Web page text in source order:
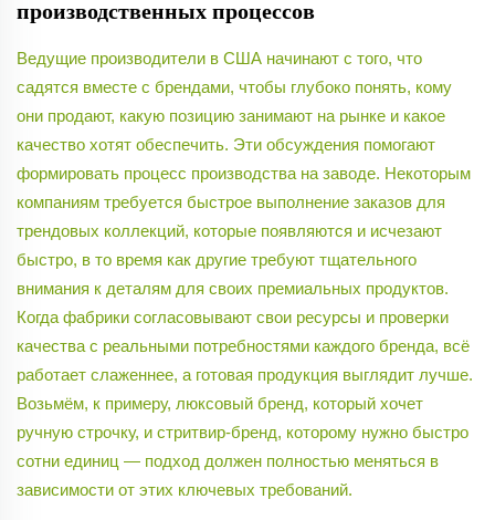
производственных процессов
Ведущие производители в США начинают с того, что
садятся вместе с брендами, чтобы глубоко понять, кому
они продают, какую позицию занимают на рынке и какое
качество хотят обеспечить. Эти обсуждения помогают
формировать процесс производства на заводе. Некоторым
компаниям требуется быстрое выполнение заказов для
трендовых коллекций, которые появляются и исчезают
быстро, в то время как другие требуют тщательного
внимания к деталям для своих премиальных продуктов.
Когда фабрики согласовывают свои ресурсы и проверки
качества с реальными потребностями каждого бренда, всё
работает слаженнее, а готовая продукция выглядит лучше.
Возьмём, к примеру, люксовый бренд, который хочет
ручную строчку, и стритвир-бренд, которому нужно быстро
сотни единиц — подход должен полностью меняться в
зависимости от этих ключевых требований.